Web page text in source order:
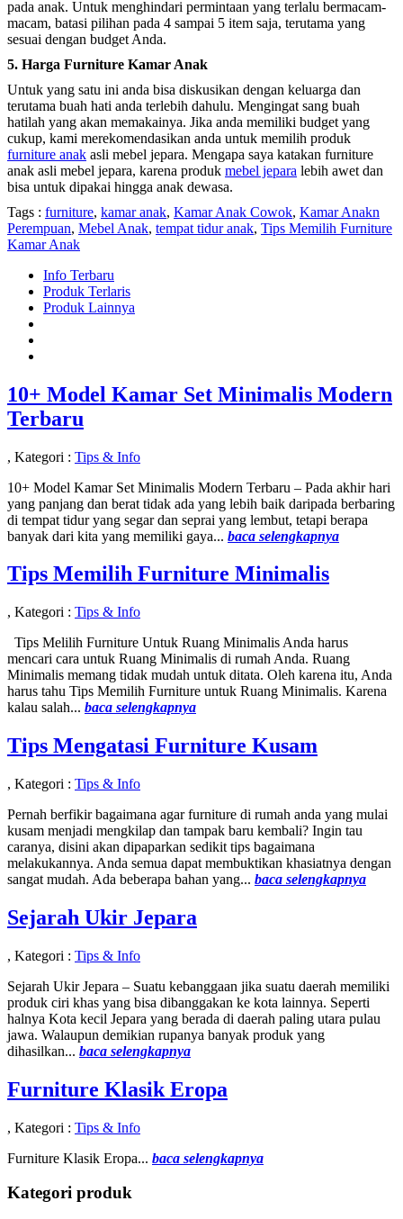
pada anak. Untuk menghindari permintaan yang terlalu bermacam-
macam, batasi pilihan pada 4 sampai 5 item saja, terutama yang
sesuai dengan budget Anda.
5. Harga Furniture Kamar Anak
Untuk yang satu ini anda bisa diskusikan dengan keluarga dan
terutama buah hati anda terlebih dahulu. Mengingat sang buah
hatilah yang akan memakainya. Jika anda memiliki budget yang
cukup, kami merekomendasikan anda untuk memilih produk
furniture anak asli mebel jepara. Mengapa saya katakan furniture
anak asli mebel jepara, karena produk mebel jepara lebih awet dan
bisa untuk dipakai hingga anak dewasa.
Tags : furniture, kamar anak, Kamar Anak Cowok, Kamar Anakn
Perempuan, Mebel Anak, tempat tidur anak, Tips Memilih Furniture
Kamar Anak
Info Terbaru
Produk Terlaris
Produk Lainnya
10+ Model Kamar Set Minimalis Modern
Terbaru
, Kategori : Tips & Info
10+ Model Kamar Set Minimalis Modern Terbaru – Pada akhir hari
yang panjang dan berat tidak ada yang lebih baik daripada berbaring
di tempat tidur yang segar dan seprai yang lembut, tetapi berapa
banyak dari kita yang memiliki gaya... baca selengkapnya
Tips Memilih Furniture Minimalis
, Kategori : Tips & Info
Tips Melilih Furniture Untuk Ruang Minimalis Anda harus
mencari cara untuk Ruang Minimalis di rumah Anda. Ruang
Minimalis memang tidak mudah untuk ditata. Oleh karena itu, Anda
harus tahu Tips Memilih Furniture untuk Ruang Minimalis. Karena
kalau salah... baca selengkapnya
Tips Mengatasi Furniture Kusam
, Kategori : Tips & Info
Pernah berfikir bagaimana agar furniture di rumah anda yang mulai
kusam menjadi mengkilap dan tampak baru kembali? Ingin tau
caranya, disini akan dipaparkan sedikit tips bagaimana
melakukannya. Anda semua dapat membuktikan khasiatnya dengan
sangat mudah. Ada beberapa bahan yang... baca selengkapnya
Sejarah Ukir Jepara
, Kategori : Tips & Info
Sejarah Ukir Jepara – Suatu kebanggaan jika suatu daerah memiliki
produk ciri khas yang bisa dibanggakan ke kota lainnya. Seperti
halnya Kota kecil Jepara yang berada di daerah paling utara pulau
jawa. Walaupun demikian rupanya banyak produk yang
dihasilkan... baca selengkapnya
Furniture Klasik Eropa
, Kategori : Tips & Info
Furniture Klasik Eropa... baca selengkapnya
Kategori produk